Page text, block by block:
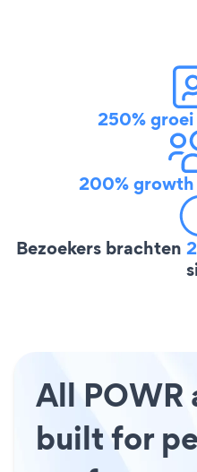
250% groei
200% growth
Bezoekers brachten
All POWR
built for